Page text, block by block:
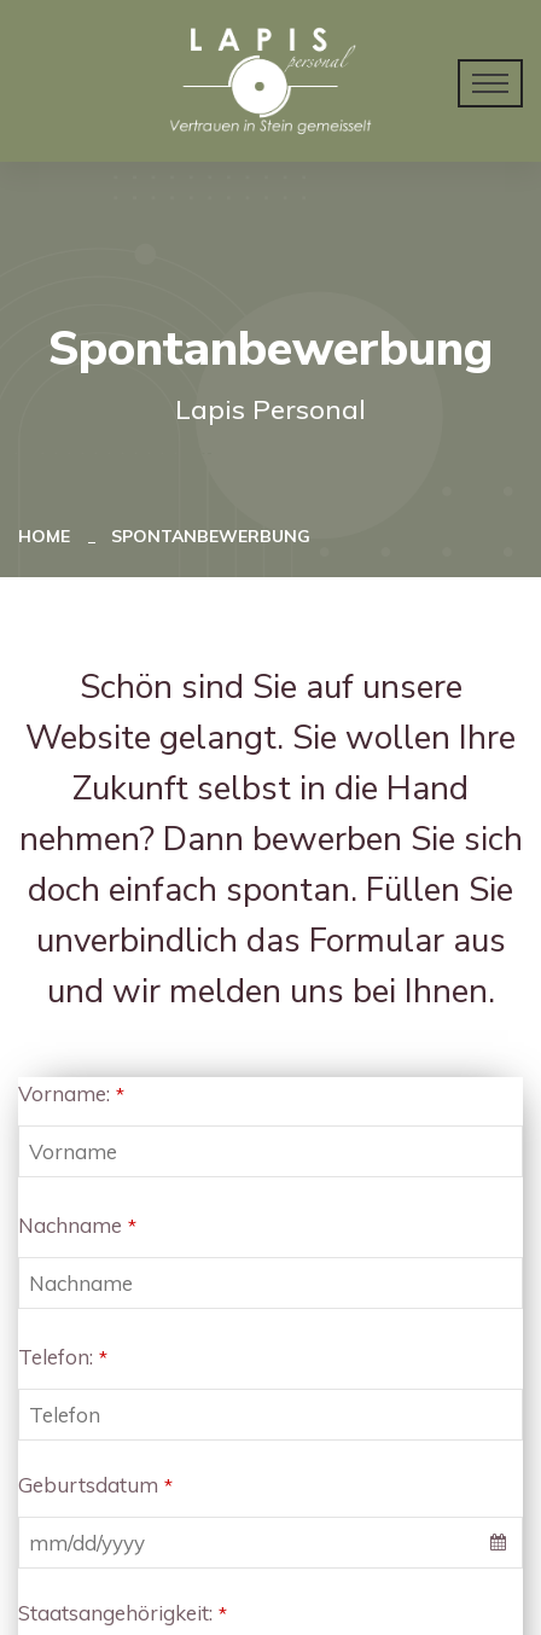
Spontanbewerbung
Lapis Personal
HOME SPONTANBEWERBUNG
Schön sind Sie auf unsere
Website gelangt. Sie wollen Ihre
Zukunft selbst in die Hand
nehmen? Dann bewerben Sie sich
doch einfach spontan. Füllen Sie
unverbindlich das Formular aus
und wir melden uns bei Ihnen.
Vorname: *
Nachname *
Telefon: *
Geburtsdatum *
Staatsangehörigkeit: *